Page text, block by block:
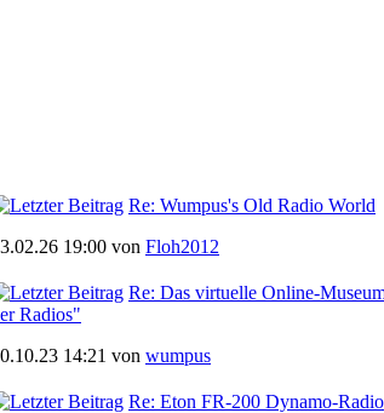
Re: Wumpus's Old Radio World
19:00 von Floh2012
Re: Das virtuelle Online-
Radios"
14:21 von wumpus
Re: Eton FR-200 Dynamo-Radio